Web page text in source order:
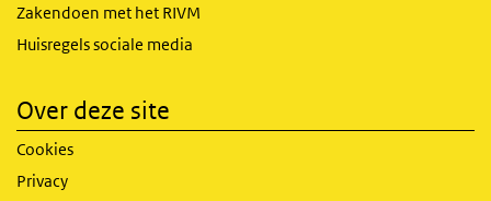
Zakendoen met het RIVM
Huisregels sociale media
Over deze site
Cookies
Privacy